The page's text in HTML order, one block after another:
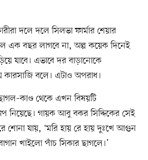
দলে দলে সিলভা ফার্মার শেয়ার
এক বছর লাগবে না, অল্প কয়েক দিনেই
যাবে। এভাবে দর বাড়ানোকে
কারসাজি বলে। এটাও অপরাধ।
থেকে এখন বিষয়টি
নিয়েছে। গায়ক আবু বকর সিদ্দিকের সেই
শোনা যায়, ‘মরি হায় রে হায় দুঃখে আগুন
খাইলো পাঁচ সিকার ছাগলে।’